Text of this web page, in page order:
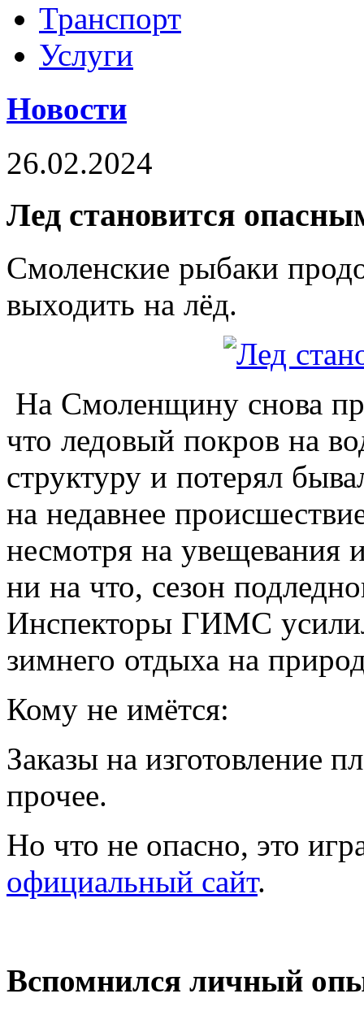
Транспорт
Услуги
Новости
26.02.2024
Лед становится
Смоленские рыбаки
выходить на лёд.
На Смоленщину снова
что ледовый покров на
структуру и потерял
на недавнее
несмотря на
ни на что, сезон
Инспекторы ГИМС
зимнего отдыха на
Кому не имётся:
Заказы на изготовление
прочее.
Но что не опасно, это
официальный сайт.
Вспомнился личный